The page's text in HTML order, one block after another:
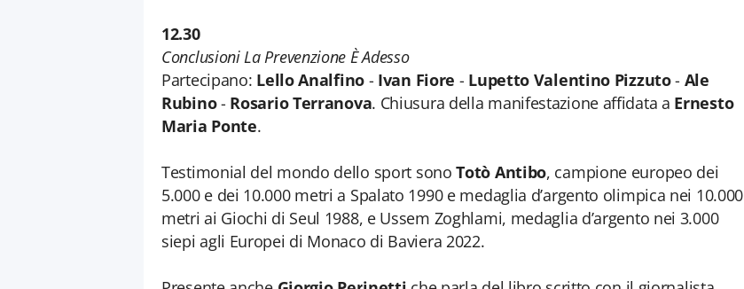
12.30
Conclusioni La Prevenzione È Adesso
Partecipano: Lello Analfino- Ivan Fiore - Lupetto Valentino Pizzuto- Ale
Rubino- Rosario Terranova. Chiusura della manifestazione affidata a Ernesto
Maria Ponte.
Testimonial del mondo dello sport sonoTotò Antibo, campione europeo dei
5.000 e dei 10.000 metri a Spalato 1990 e medaglia d’argento olimpica nei 10.000
metri ai Giochi di Seul 1988, e Ussem Zoghlami, medaglia d’argento nei 3.000
siepi agli Europei di Monaco di Baviera 2022.